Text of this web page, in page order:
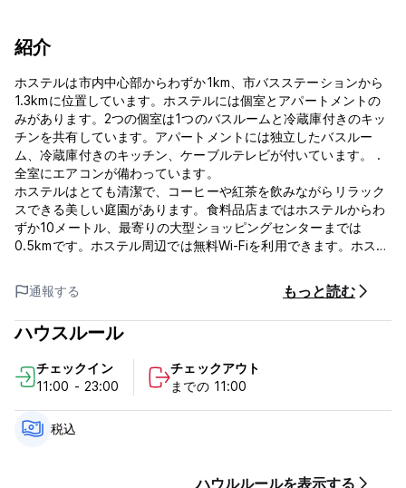
紹介
ホステルは市内中心部からわずか1km、市バスステーションから
1.3kmに位置しています。ホステルには個室とアパートメントの
みがあります。2つの個室は1つのバスルームと冷蔵庫付きのキッ
チンを共有しています。アパートメントには独立したバスルー
ム、冷蔵庫付きのキッチン、ケーブルテレビが付いています。 .
全室にエアコンが備わっています。
ホステルはとても清潔で、コーヒーや紅茶を飲みながらリラック
スできる美しい庭園があります。食料品店まではホステルからわ
ずか10メートル、最寄りの大型ショッピングセンターまでは
0.5kmです。ホステル周辺では無料Wi-Fiを利用できます。ホステ
す
マブロヴォにあるバルカン半島で最も美しい洗礼者聖ヨハネ修道
院。
チェックイン時間：10:00～
チェックアウト時間：12:00まで (Auto-translated from original
language)
通報する もっと読む
ハウスルール
チェックイン
11:00 - 23:00
チェックアウト
までの 11:00
税込
ハウルルールを表示する